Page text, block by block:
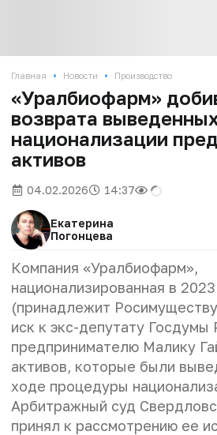
Главная • Новости • Производство
«Уралбиофарм»
возврата
национализации
активов
04.02.2026 14:37
Екатерина
Погонцева
Компания «Уралбиофарм»,
национализированная в
(принадлежит
иск к экс-депутату Госдумы
предпринимателю Малику
активов, которые были
ходе процедуры
Арбитражный суд
принял к рассмотрению ее